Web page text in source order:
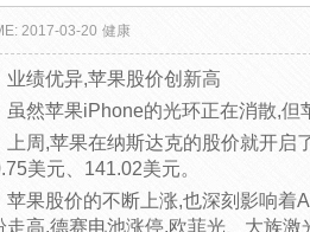
2017-03-20 健康
业绩优异,苹果股价创新高
虽然苹果iPhone的光环正在消散,但
上周,苹果在纳斯达克的股价就开启
美元、141.02美元。
苹果股价的不断上涨,也深刻影响着
走高,德赛电池涨停,欧菲光、大族